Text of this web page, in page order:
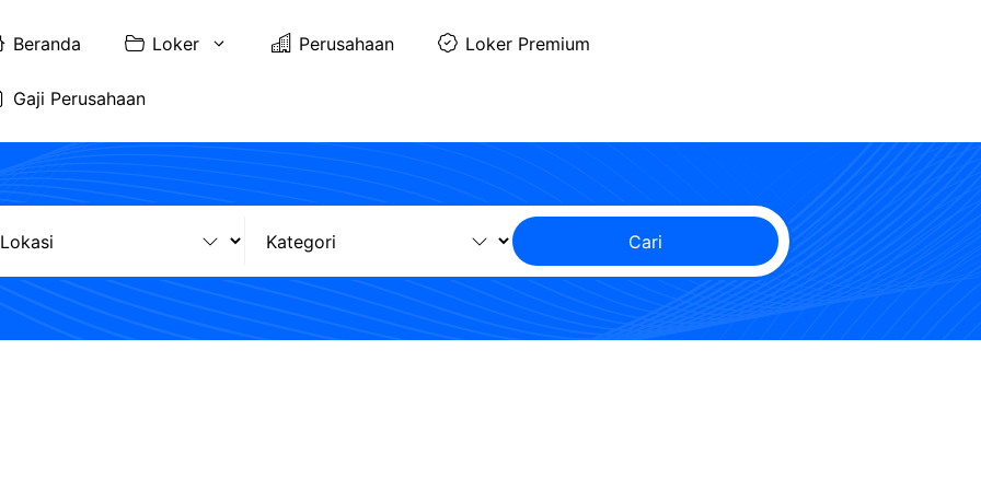
Beranda Loker Perusahaan Loker Premium
Gaji Perusahaan
Cari